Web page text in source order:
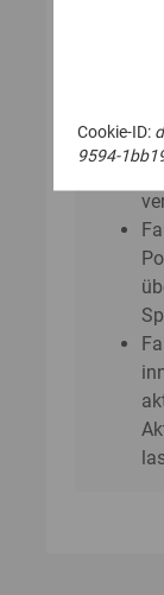
Cookie-ID:
9594-